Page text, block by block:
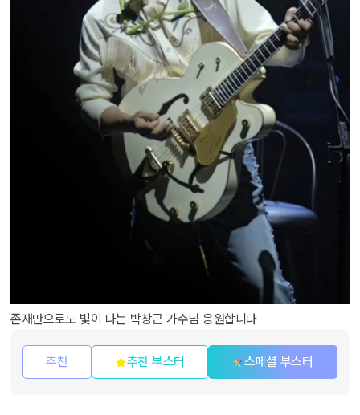
존재만으로도 빛이 나는 박창근 가수님 응원합니다
추천 추천 부스터 스페셜 부스터